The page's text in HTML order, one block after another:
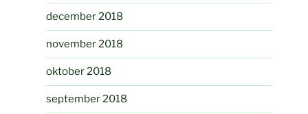
december 2018
november 2018
oktober 2018
september 2018